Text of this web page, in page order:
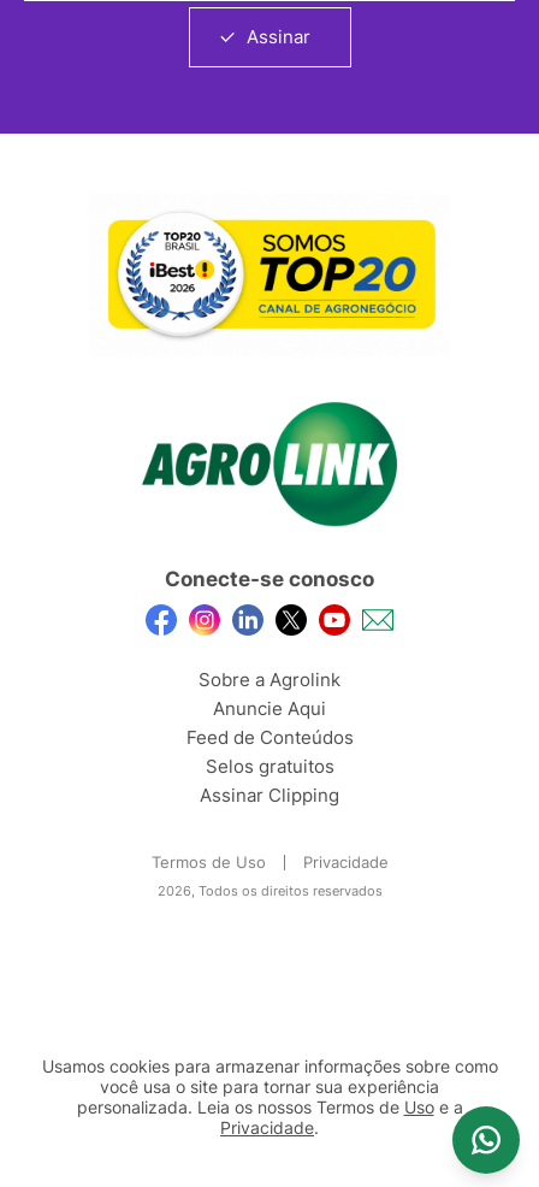
Assinar
Conecte-se conosco
Sobre a Agrolink
Anuncie Aqui
Feed de Conteúdos
Selos gratuitos
Assinar Clipping
Termos de Uso Privacidade
2026, Todos os direitos reservados
Usamos cookies para armazenar informações sobre como
você usa o site para tornar sua experiência
personalizada. Leia os nossos Termos de Usoe a
Privacidade.